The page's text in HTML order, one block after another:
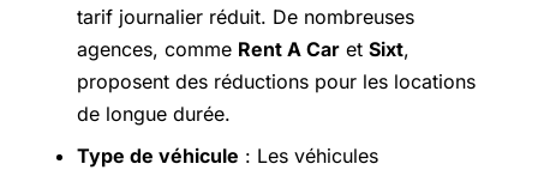
tarif journalier réduit. De nombreuses
agences, comme Rent A Car et Sixt,
proposent des réductions pour les locations
de longue durée.
Type de véhicule : Les véhicules